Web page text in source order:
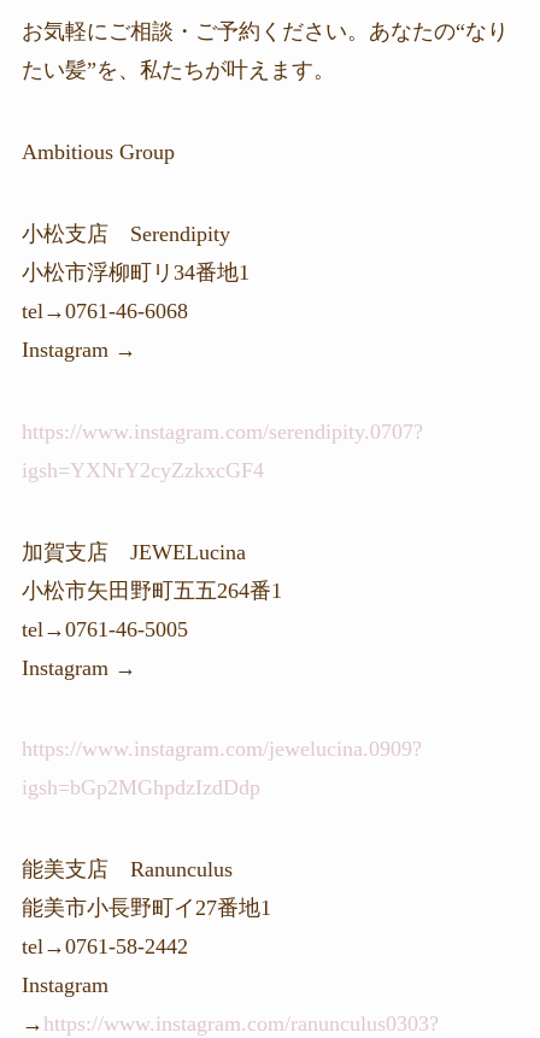
お気軽にご相談・ご予約ください。あなたの“なり
たい髪”を、私たちが叶えます。
Ambitious Group
小松支店 Serendipity
小松市浮柳町リ34番地1
tel→0761-46-6068
Instagram →
https://www.instagram.com/serendipity.0707?
igsh=YXNrY2cyZzkxcGF4
加賀支店 JEWELucina
小松市矢田野町五五264番1
tel→0761-46-5005
Instagram →
https://www.instagram.com/jewelucina.0909?
igsh=bGp2MGhpdzIzdDdp
能美支店 Ranunculus
能美市小長野町イ27番地1
tel→0761-58-2442
Instagram
→ https://www.instagram.com/ranunculus0303?